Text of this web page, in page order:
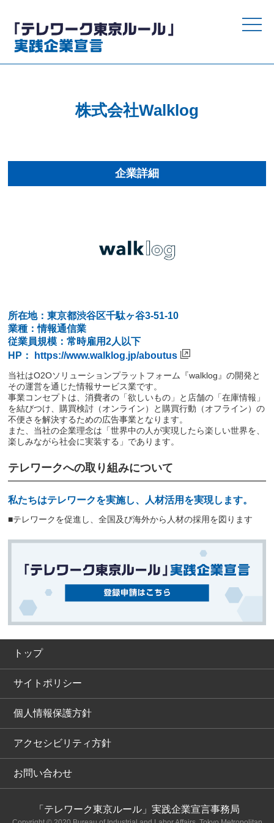
toggle
株式会社Walklog
企業詳細
所在地：東京都渋谷区千駄ヶ谷3-51-10
業種：情報通信業
従業員規模：常時雇用2人以下
HP：
https://www.walklog.jp/aboutus
当社はO2Oソリューションプラットフォーム『walklog』の開発と
その運営を通じた情報サービス業です。
事業コンセプトは、消費者の「欲しいもの」と店舗の「在庫情報」
を結びつけ、購買検討（オンライン）と購買行動（オフライン）の
不便さを解決するための広告事業となります。
また、当社の企業理念は「世界中の人が実現したら楽しい世界を、
楽しみながら社会に実装する」であります。
テレワークへの取り組みについて
私たちはテレワークを実施し、人材活用を実現します。
■テレワークを促進し、全国及び海外から人材の採用を図ります
トップ
サイトポリシー
個人情報保護方針
アクセシビリティ方針
お問い合わせ
「テレワーク東京ルール」実践企業宣言事務局